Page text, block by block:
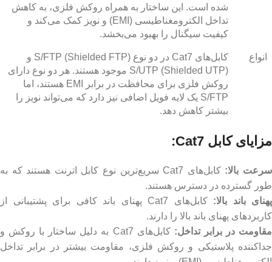
شده است. این ساختار به همراه روکش فلزی، به کاهش
تداخل الکترومغناطیسی (EMI) و نویز کمک می‌کند و
کیفیت سیگنال را بهبود می‌بخشد.
انواع
کابل‌های Cat7 در دو نوع S/FTP (Shielded FTP) و
S/UTP (Shielded UTP) موجود هستند. هر دو نوع دارای
روکش فلزی برای محافظت در برابر EMI هستند، اما
S/FTP یک لایه فویل اضافی نیز دارد که می‌تواند نویز را
بیشتر کاهش دهد.
مزایای کابل Cat7:
سرعت بالا:
کابل‌های Cat7 سریع‌ترین نوع کابل اترنت هستند که به
طور گسترده در دسترس هستند.
پهنای باند بالا:
کابل‌های Cat7 پهنای باند کافی برای پشتیبانی از
کاربردهای پهنای باند بالا را دارند.
مقاومت در برابر تداخل:
کابل‌های Cat7 به دلیل ساختار با روکش و
جداکننده پلاستیکی و روکش فلزی، مقاومت بیشتر در برابر تداخل